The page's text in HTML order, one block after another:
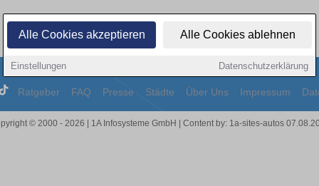
Alle Cookies akzeptieren Alle Cookies ablehnen
Einstellungen Datenschutzerklärung
Ratgeber FAQ Presse Städte Über Uns Impressum
© 2000 - 2026 | 1A Infosysteme GmbH | Content by: 1a-sites-autos